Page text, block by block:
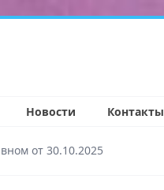
Новости Контакты
от 30.10.2025